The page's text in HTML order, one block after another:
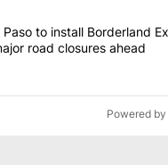
"TxDOT El Paso to
Paso to install Borderland
road closures ahead
Powered by